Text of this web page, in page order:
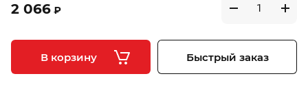
2 066 ₽
В корзину Быстрый заказ